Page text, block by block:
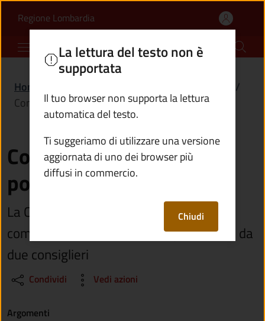
Commissione giudici
Regione Lombardia(apre in un'altra scheda).
Comune di Incudine
Home
/
Commissione giudici popolari
Commissione giudici
popolari
La Commissione giudici popolari è
composta dal Sindaco, che la presiede, e da
due consiglieri
Condividi Vedi azioni
La lettura del testo non è
supportata
Il tuo browser non supporta la lettura
automatica del testo.
Ti suggeriamo di utilizzare una versione
aggiornata di uno dei browser più
diffusi in commercio.
Chiudi
Argomenti